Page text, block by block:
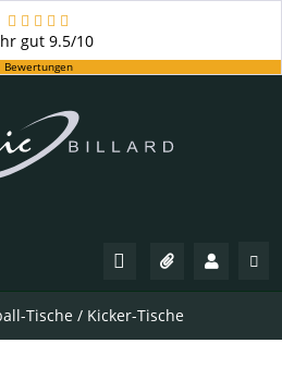
gut 9.5/10
Bewertungen
Tische / Kicker-Tische